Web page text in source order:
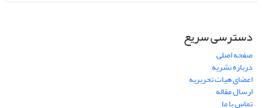
دسترسی سریع
صفحه اصلی
درباره نشریه
اعضای هیات تحریریه
ارسال مقاله
تماس با ما